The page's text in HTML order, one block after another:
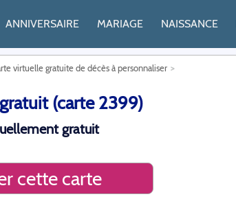
ANNIVERSAIRE MARIAGE NAISSANCE
virtuelle gratuite de décès à personnaliser
(carte 2399)
gratuit
cette carte